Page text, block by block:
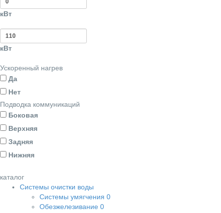
кВт
кВт
Ускоренный нагрев
Да
Нет
Подводка коммуникаций
Боковая
Верхняя
Задняя
Нижняя
каталог
Системы очистки воды
Системы умягчения 0
Обезжелезивание 0